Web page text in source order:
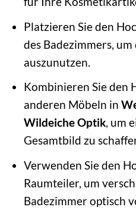
Platzieren Sie den
des Badezimmers,
auszunutzen.
Kombinieren Sie den
anderen Möbeln in
Wildeiche Optik, um
Gesamtbild zu
Verwenden Sie den
Raumteiler, um
Badezimmer optisch